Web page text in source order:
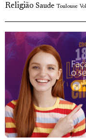
Religião Saude Toulouse